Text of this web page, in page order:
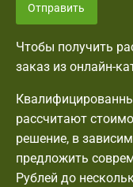
Отправить
Чтобы получить
заказ из онлайн-
рассчитают
решение, в
предложить
Рублей до